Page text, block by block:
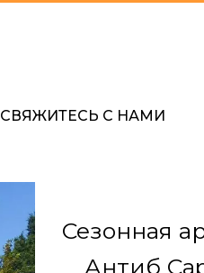
СВЯЖИТЕСЬ С НАМИ
Сезонная
Антиб